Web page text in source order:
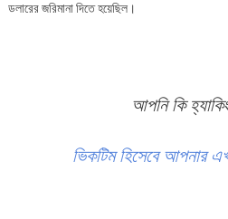
ডলারের জরিমানা দিতে হয়েছিল।
আপনি কি
ভিকটিম হিসেবে আপনার